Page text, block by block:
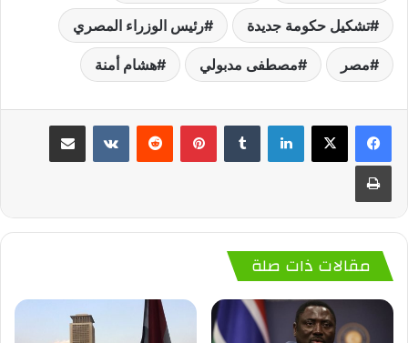
تشكيل حكومة جديدة رئيس الوزراء المصري
مصر مصطفى مدبولي هشام أمنة
لينكدإن بينتيريست
مقالات ذات صلة